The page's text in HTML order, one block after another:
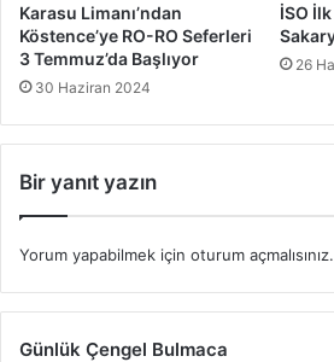
Karasu Limanı’ndan
Köstence’ye RO-RO Seferleri
3 Temmuz’da Başlıyor
30 Haziran 2024
İSO
26
Bir yanıt yazın
Yorum yapabilmek için oturum açmalısınız.
Günlük Çengel Bulmaca